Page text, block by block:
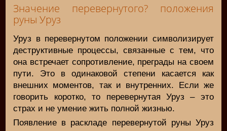
Значение перевернутого? положения
руны Уруз
Уруз в перевернутом положении символизирует
деструктивные процессы, связанные с тем, что
она встречает сопротивление, преграды на своем
пути. Это в одинаковой степени касается как
внешних моментов, так и внутренних. Если же
говорить коротко, то перевернутая Уруз – это
страх и не умение жить полной жизнью.
Появление в раскладе перевернутой руны Уруз